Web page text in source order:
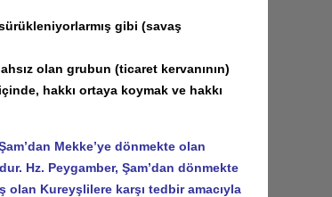
gibi (savaş
olan grubun (ticaret kervanının)
hakkı ortaya koymak ve hakkı
Mekke’ye dönmekte olan
Hz. Peygamber, Şam’dan dönmekte
olan Kureyşlilere karşı tedbir amacıyla